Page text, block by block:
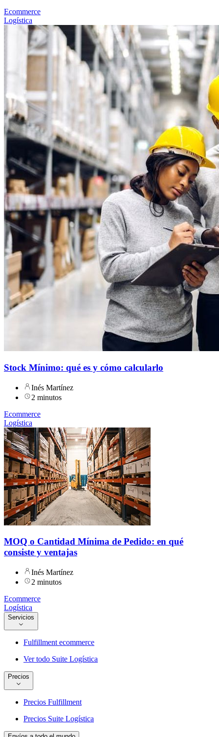
Ecommerce
Logística
Stock Mínimo: qué es y cómo calcularlo
Inés Martínez
2 minutos
Ecommerce
Logística
MOQ o Cantidad Mínima de Pedido: en qué
consiste y ventajas
Inés Martínez
2 minutos
Ecommerce
Logística
Servicios
Fulfillment ecommerce
Ver todo Suite Logística
Precios
Precios Fulfillment
Precios Suite Logística